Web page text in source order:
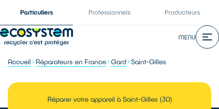
Particuliers Professionnels Producteurs
MENU
Accueil Réparateurs en France Gard Saint-Gilles
Réparer votre appareil à Saint-Gilles (30)